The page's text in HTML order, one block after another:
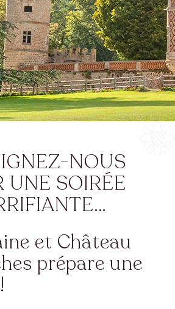
NOUS
UNE SOIRÉE
et Château
prépare une